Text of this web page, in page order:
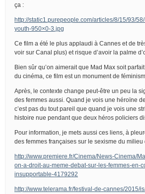
ça :
http://static1.purepeople.com/articles/8/15/93/
youth-950×0-3.jpg
Ce film a été le plus applaudi à Cannes et de
voir sur Canal plus) et risque d’avoir la palme
Bien sûr qu’on aimerait que Mad Max soit
du cinéma, ce film est un monument de
Après, le contexte change peut-être un peu la
des femmes aussi. Quand je vois une héroïne
c’est pas du tout pareil que quand je vois une
histoire nue pendant que deux héros policiers
Pour information, je mets aussi ces liens, à
des femmes françaises sur le sexisme du milieu
http://www.premiere.fr/Cinema/News-Cinema/
on-a-droit-au-meme-debat-sur-les-femmes-en-
insupportable-4179292
http://www.telerama.fr/festival-de-cannes/2015/